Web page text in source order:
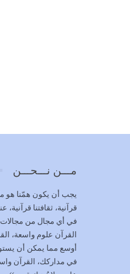
مـــن نـــحـــن
يجب أن يكون همّنا هو
قرآنية، ثقافتنا
في أي مجال من مجالات
القرآن علوم واسعة،
أوسع مما يمكن أن
في مداركك، القرآن